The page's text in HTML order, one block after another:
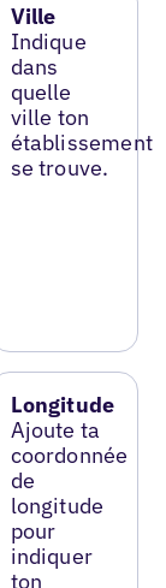
Ville
Indique
dans
quelle
ville ton
établissement
se trouve.
Longitude
Ajoute ta
coordonnée
de
longitude
pour
indiquer
ton